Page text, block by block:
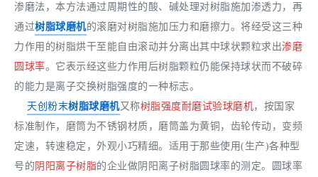
渗磨法，本方法通过周期性的酸、碱处理对树脂施加渗透力，再
通过树脂球磨机的滚磨对树脂施加压力和磨擦力。将经受这三种
力作用的树脂烘干至能自由滚动并分离出其中球状颗粒求出渗磨
圆球率。它表示经这些力作用后树脂颗粒仍能保持球状而不破碎
的能力是离子交换树脂强度的一种标志。
天创粉末树脂球磨机又称树脂强度耐磨试验球磨机，按国家
标准制作，磨筒为不锈钢材质，磨筒盖为黄铜，齿轮传动，变频
定速，转速稳定，外观小巧精细。适用于那些使用(生产)各种型
号的 阴阳离子树脂的企业做阴阳离子树脂圆球率的测定。圆球率